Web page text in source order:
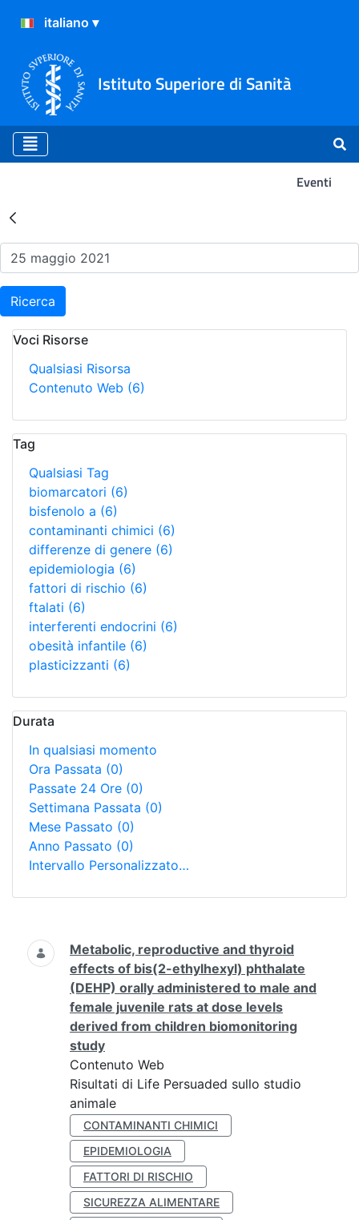
Istituto Superiore di Sanità
Eventi
Risultati della Ricerca -
Ricerca
Voci Risorse
Qualsiasi Risorsa
Contenuto Web (6)
Tag
Qualsiasi Tag
biomarcatori (6)
bisfenolo a (6)
contaminanti chimici (6)
differenze di genere (6)
epidemiologia (6)
fattori di rischio (6)
ftalati (6)
interferenti endocrini (6)
obesità infantile (6)
plasticizzanti (6)
Durata
In qualsiasi momento
Ora Passata (0)
Passate 24 Ore (0)
Settimana Passata (0)
Mese Passato (0)
Anno Passato (0)
Intervallo Personalizzato…
Ricerca
Metabolic, reproductive and thyroid
effects of bis(2-ethylhexyl) phthalate
(DEHP) orally administered to male and
female juvenile rats at dose levels
derived from children biomonitoring
study
Contenuto Web
Risultati di Life Persuaded sullo studio
animale
CONTAMINANTI CHIMICI
EPIDEMIOLOGIA
FATTORI DI RISCHIO
SICUREZZA ALIMENTARE